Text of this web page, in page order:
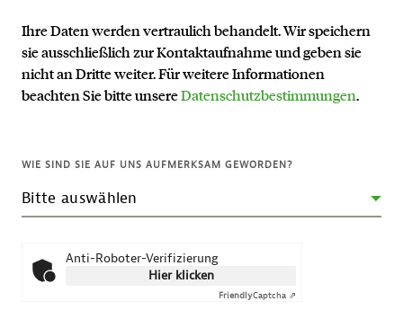
Ihre Daten werden vertraulich behandelt. Wir speichern
sie ausschließlich zur Kontaktaufnahme und geben sie
nicht an Dritte weiter. Für weitere Informationen
beachten Sie bitte unsereDatenschutzbestimmungen.
WIE SIND SIE AUF UNS AUFMERKSAM GEWORDEN?
Anti-Roboter-Verifizierung
Hier klicken
FriendlyCaptcha ⇗